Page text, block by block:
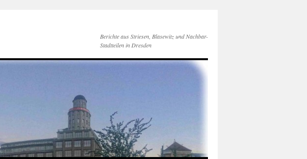
Berichte aus Striesen, Blasewitz und Nachbar-
Stadtteilen in Dresden